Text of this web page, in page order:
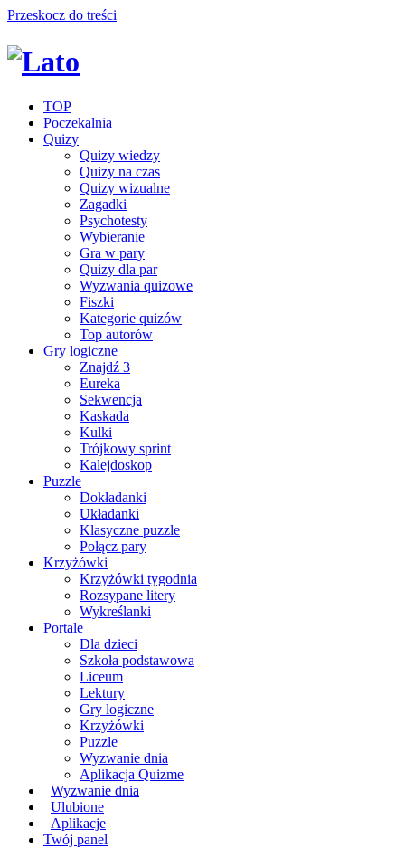
Przeskocz do treści
TOP
Poczekalnia
Quizy
Quizy wiedzy
Quizy na czas
Quizy wizualne
Zagadki
Psychotesty
Wybieranie
Gra w pary
Quizy dla par
Wyzwania quizowe
Fiszki
Kategorie quizów
Top autorów
Gry logiczne
Znajdź 3
Eureka
Sekwencja
Kaskada
Kulki
Trójkowy sprint
Kalejdoskop
Puzzle
Dokładanki
Układanki
Klasyczne puzzle
Połącz pary
Krzyżówki
Krzyżówki tygodnia
Rozsypane litery
Wykreślanki
Portale
Dla dzieci
Szkoła podstawowa
Liceum
Lektury
Gry logiczne
Krzyżówki
Puzzle
Wyzwanie dnia
Aplikacja Quizme
Wyzwanie dnia
Ulubione
Aplikacje
Twój panel